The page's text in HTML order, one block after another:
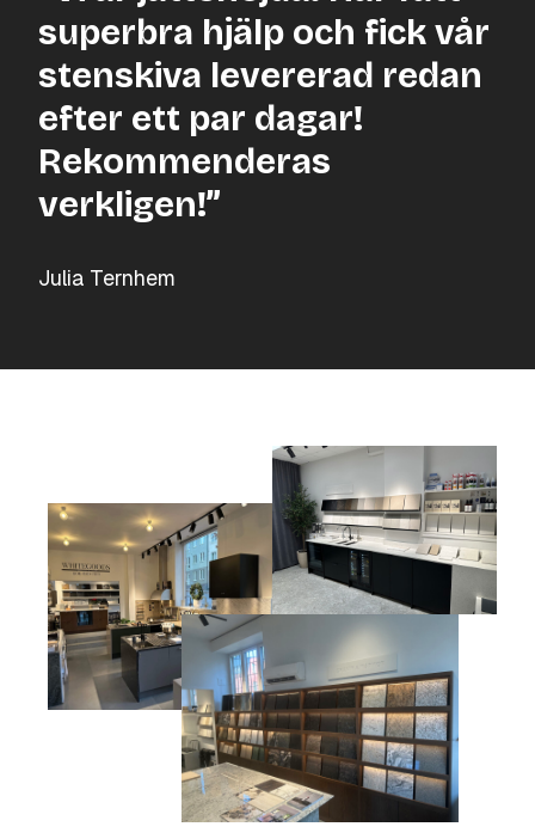
superbra hjälp och fick vår
stenskiva levererad redan
efter ett par dagar!
Rekommenderas
verkligen!”
Julia Ternhem